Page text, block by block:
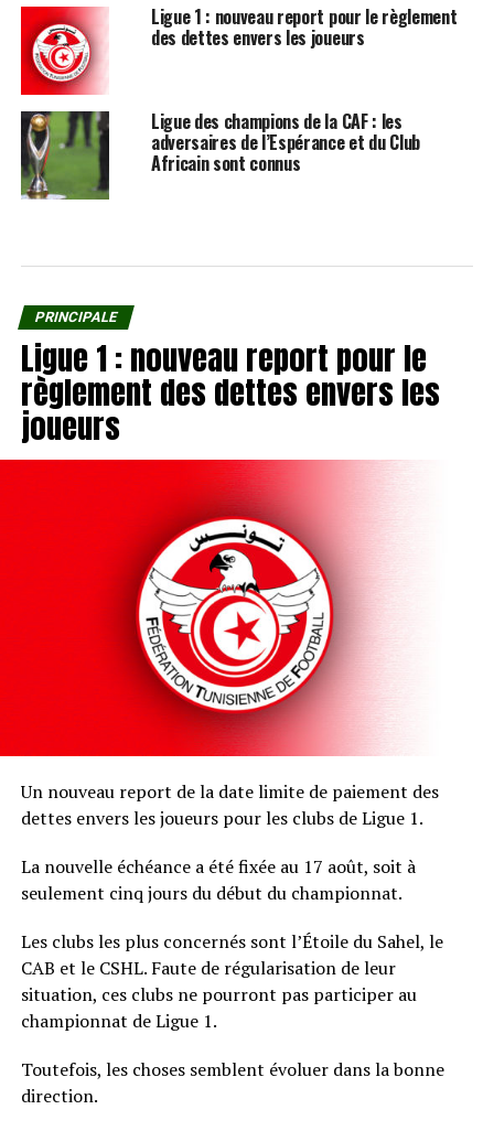
Ligue 1 : nouveau report pour le règlement
des dettes envers les joueurs
Ligue des champions de la CAF : les
adversaires de l’Espérance et du Club
Africain sont connus
PRINCIPALE
Ligue 1 : nouveau report pour le
règlement des dettes envers les
joueurs
Un nouveau report de la date limite de paiement des
dettes envers les joueurs pour les clubs de Ligue 1.
La nouvelle échéance a été fixée au 17 août, soit à
seulement cinq jours du début du championnat.
Les clubs les plus concernés sont l’Étoile du Sahel, le
CAB et le CSHL. Faute de régularisation de leur
situation, ces clubs ne pourront pas participer au
championnat de Ligue 1.
Toutefois, les choses semblent évoluer dans la bonne
direction.